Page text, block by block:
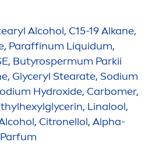
Alcohol, C15-19 Alkane,
Paraffinum Liquidum,
Butyrospermum Parkii
Glyceryl Stearate, Sodium
Hydroxide, Carbomer,
Linalool,
Citronellol, Alpha-